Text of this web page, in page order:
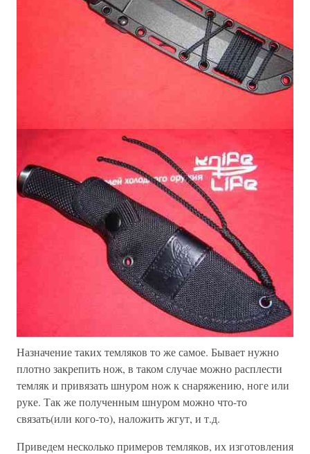
Назначение таких темляков то же самое. Бывает нужно
плотно закрепить нож, в таком случае можно расплести
темляк и привязать шнуром нож к снаряжению, ноге или
руке. Так же полученным шнуром можно что-то
связать(или кого-то), наложить жгут, и т.д.
Приведем несколько примеров темляков, их изготовления